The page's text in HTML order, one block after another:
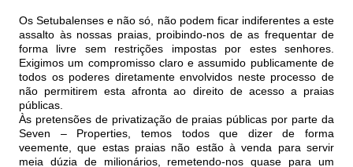
Os Setubalenses e não só, não podem ficar indiferentes a este
assalto às nossas praias, proibindo-nos de as frequentar de
forma livre sem restrições impostas por estes senhores.
Exigimos um compromisso claro e assumido publicamente de
todos os poderes diretamente envolvidos neste processo de
não permitirem esta afronta ao direito de acesso a praias
públicas.
Às pretensões de privatização de praias públicas por parte da
Seven – Properties, temos todos que dizer de forma
veemente, que estas praias não estão à venda para servir
meia dúzia de milionários, remetendo-nos quase para um